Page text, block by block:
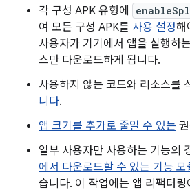
각 구성 APK 유형에
여 모든 구성 APK를 사용 설정해
사용자가 기기에서 앱을 실행하
스만 다운로드하게 됩니다.
사용하지 않는 코드와 리소스를
니다.
앱 크기를 추가로 줄일 수 있는
일부 사용자만 사용하는 기능의
에서 다운로드할 수 있는 기능 모
습니다. 이 작업에는 앱 리팩터